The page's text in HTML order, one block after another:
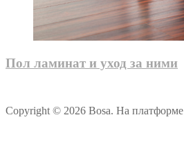
Пол ламинат и уход за ними
Copyright © 2026 Bosa. На платформе